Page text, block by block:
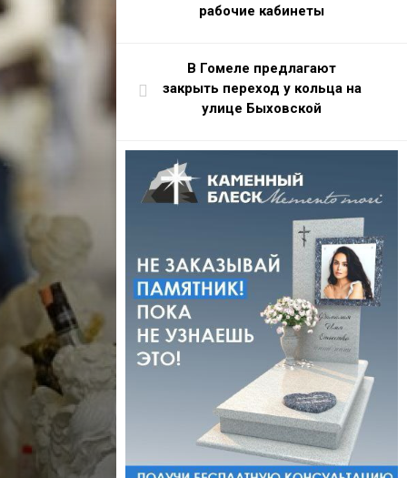
рабочие кабинеты
В Гомеле предлагают
закрыть переход у кольца на
улице Быховской